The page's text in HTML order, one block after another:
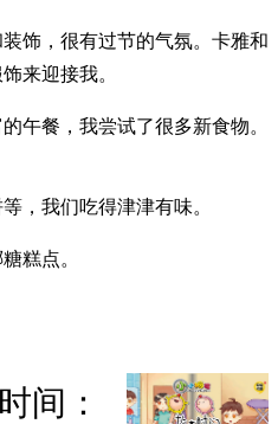
饰，很有过节的气氛。卡雅和
来迎接我。
午餐，我尝试了很多新食物。
，我们吃得津津有味。
糕点。
间：